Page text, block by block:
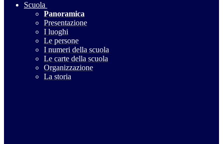
Scuola
Panoramica
Presentazione
I luoghi
Le persone
I numeri della scuola
Le carte della scuola
Organizzazione
La storia